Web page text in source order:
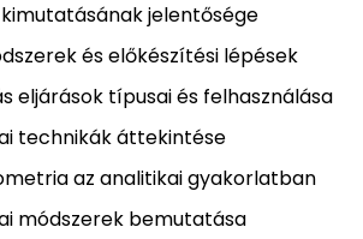
jelentősége
és előkészítési lépések
eljárások típusai és felhasználása
technikák áttekintése
az analitikai gyakorlatban
módszerek bemutatása